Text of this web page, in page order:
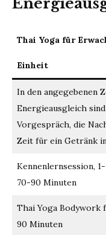
Thai Yoga für
Einheit
In den angegebenen
Energieausgleich
Vorgespräch, die
Zeit für ein Getränk
Kennenlernsession,
70-90 Minuten
Thai Yoga Bodywork
90 Minuten